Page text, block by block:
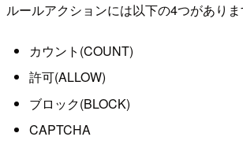
ルールアクションには以下の4つがありま
カウント(COUNT)
許可(ALLOW)
ブロック(BLOCK)
CAPTCHA